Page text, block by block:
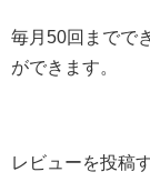
毎月50回までで
ができます。
レビューを投稿